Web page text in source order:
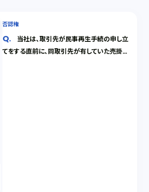
否認権
当社は、取引先が民事再生手続の申し立
てをする直前に、同取引先が有していた売掛債